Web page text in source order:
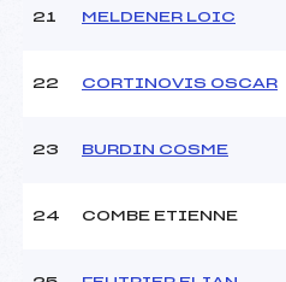
21 MELDENER LOIC
22 CORTINOVIS OSCAR
23 BURDIN COSME
24 COMBE ETIENNE